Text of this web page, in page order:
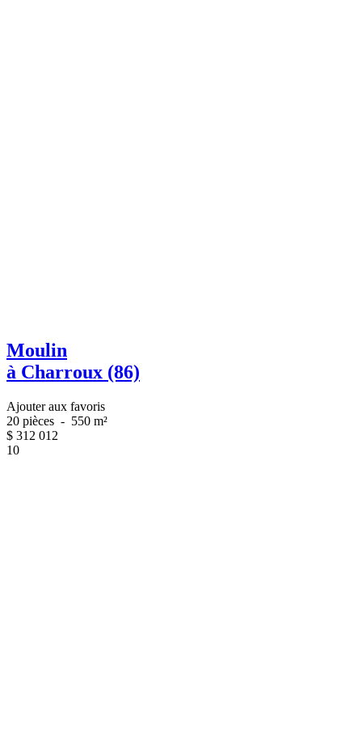
Moulin
à Charroux (86)
Ajouter aux favoris
20 pièces - 550 m²
$ 312 012
10